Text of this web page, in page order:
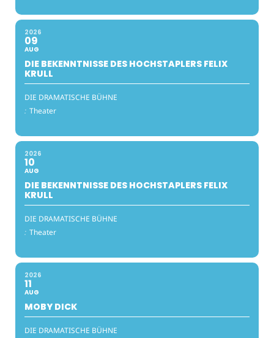
2026
09
AUG
DIE BEKENNTNISSE DES HOCHSTAPLERS FELIX
KRULL
DIE DRAMATISCHE BÜHNE
: Theater
2026
10
AUG
DIE BEKENNTNISSE DES HOCHSTAPLERS FELIX
KRULL
DIE DRAMATISCHE BÜHNE
: Theater
2026
11
AUG
MOBY DICK
DIE DRAMATISCHE BÜHNE